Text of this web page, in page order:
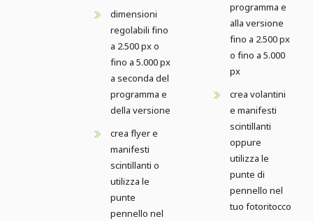
dimensioni
regolabili fino
a 2.500 px o
fino a 5.000 px
a seconda del
programma e
della versione
crea flyer e
manifesti
scintillanti o
utilizza le
punte
pennello nel
programma e
alla versione
fino a 2.500 px
o fino a 5.000
px
crea volantini
e manifesti
scintillanti
oppure
utilizza le
punte di
pennello nel
tuo fotoritocco